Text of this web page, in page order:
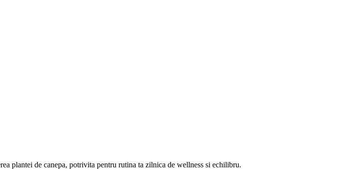
plantei de canepa, potrivita pentru rutina ta zilnica de wellness si echilibru.